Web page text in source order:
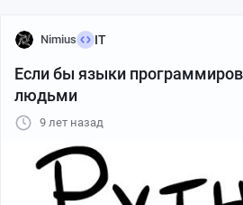
Nimius IT
Если бы языки
людьми
9 лет назад